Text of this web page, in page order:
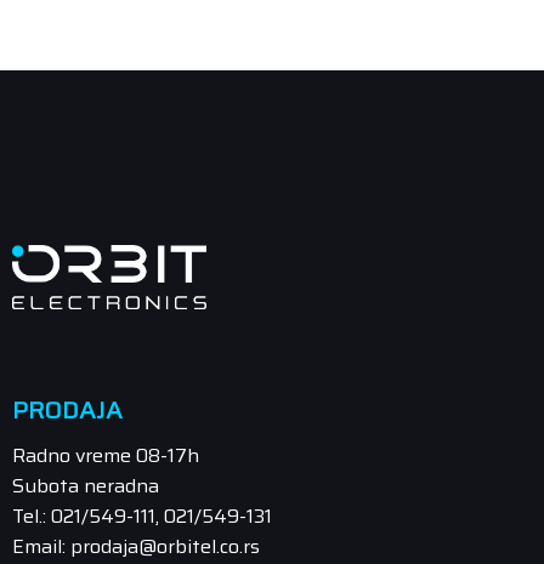
PRODAJA
Radno vreme 08-17h
Subota neradna
Tel.: 021/549-111, 021/549-131
Email: prodaja@orbitel.co.rs